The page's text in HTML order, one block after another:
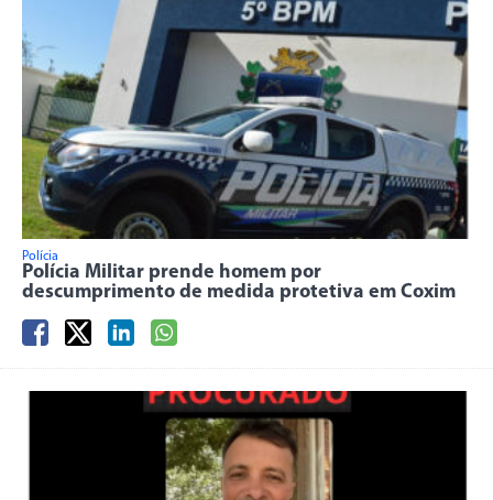
Polícia
Polícia Militar prende homem por
descumprimento de medida protetiva em Coxim